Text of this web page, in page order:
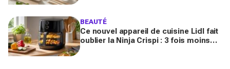
BEAUTÉ
Ce nouvel appareil de cuisine Lidl fait
oublier la Ninja Crispi : 3 fois moins